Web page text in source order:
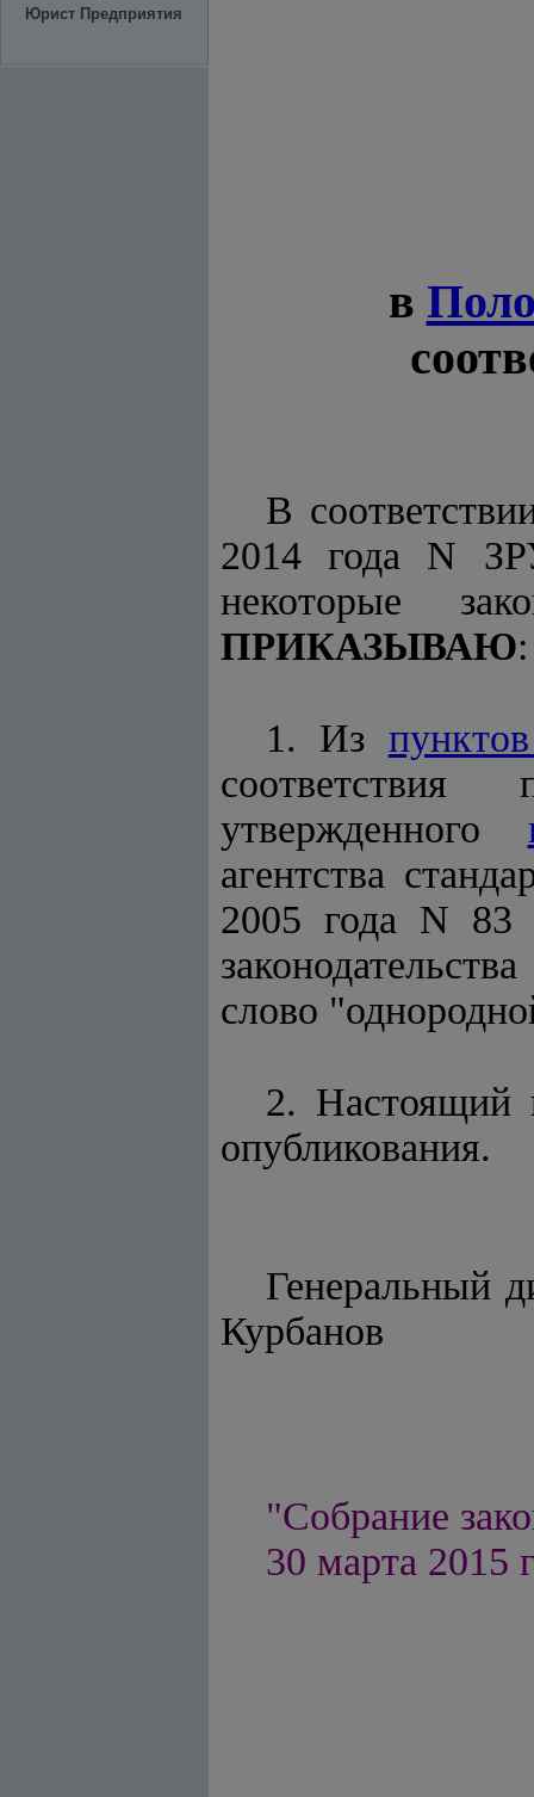
Юрист Предприятия
в
В
2014 года N
некоторые
ПРИКАЗЫВАЮ:
1. Из
утвержденного
агентства
2005 года N 83
слово
2. Настоящий
опубликования.
Курбанов
"Собрание
30 марта 2015